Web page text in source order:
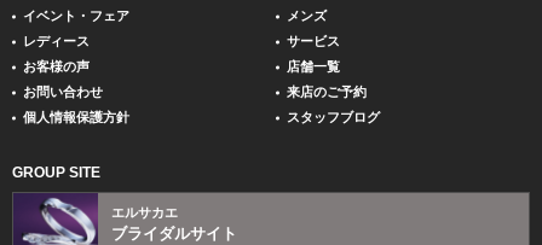
イベント・フェア
メンズ
レディース
サービス
お客様の声
店舗一覧
お問い合わせ
来店のご予約
個人情報保護方針
スタッフブログ
GROUP SITE
エルサカエ
ブライダルサイト